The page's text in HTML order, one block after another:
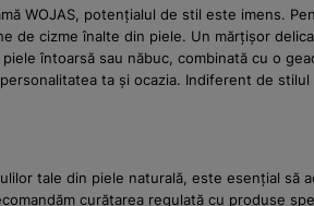
WOJAS, potențialul de stil este imens.
de cizme înalte din piele. Un mărțișor
întoarsă sau năbuc, combinată cu o
ta și ocazia. Indiferent de
tale din piele naturală, este esențial să
curățarea regulată cu produse